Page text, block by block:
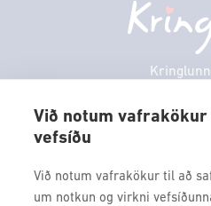
Við notum vafrakökur
vefsíðu
Við notum vafrakökur til að
um notkun og virkni
Persónuverndarstefna
Borgarleikhúsið
Ævintýraland
Föstudagur